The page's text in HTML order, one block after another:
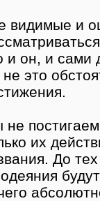
видимые и
и он, и сами
это
их
До